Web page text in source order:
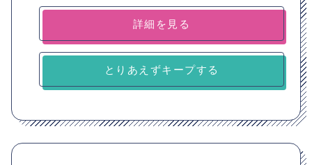
詳細を見る
とりあえずキープする